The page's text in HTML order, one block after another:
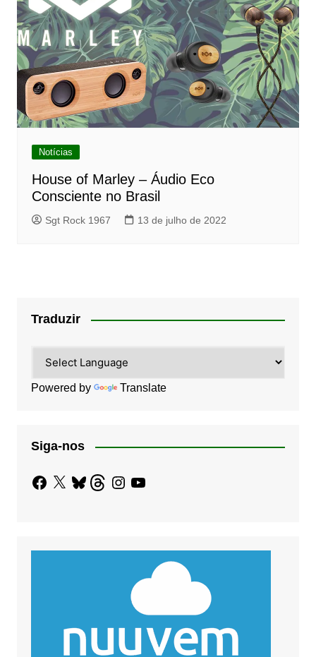
Notícias
House of Marley – Áudio Eco
Consciente no Brasil
Sgt Rock 1967 13 de julho de 2022
Traduzir
Powered by Translate
Siga-nos
Facebook
X BlueskyThreadsInstagram
YouTube